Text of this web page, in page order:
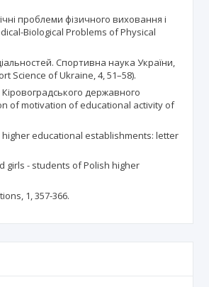
проблеми фізичного виховання і
Biological Problems of Physical
Спортивна наука України,
Science of Ukraine, 4, 51–58).
державного
of motivation of educational activity of
higher educational establishments: letter
girls - students of Polish higher
1, 357-366.